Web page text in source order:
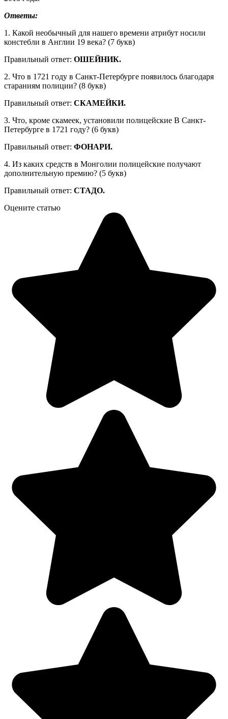
Ответы:
1. Какой необычный для нашего времени атрибут носили
констебли в Англии 19 века? (7 букв)
Правильный ответ: ОШЕЙНИК.
2. Что в 1721 году в Санкт-Петербурге появилось благодаря
стараниям полиции? (8 букв)
Правильный ответ: СКАМЕЙКИ.
3. Что, кроме скамеек, установили полицейские В Санкт-
Петербурге в 1721 году? (6 букв)
Правильный ответ: ФОНАРИ.
4. Из каких средств в Монголии полицейские получают
дополнительную премию? (5 букв)
Правильный ответ: СТАДО.
Оцените статью